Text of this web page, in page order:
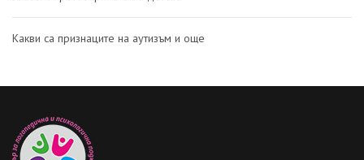
Какви са признаците на аутизъм и още